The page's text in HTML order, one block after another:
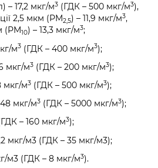
– 17,2 мкг/м3 (ГДК – 500 мкг/м3),
2,5 мкм (PM2,5) – 11,9 мкг/м3,
(PM10) – 13,3 мкг/м3;
м3 (ГДК – 400 мкг/м3);
мкг/м3 (ГДК – 200 мкг/м3);
мкг/м3 (ГДК – 500 мкг/м3);
мкг/м3 (ГДК – 5000 мкг/м3);
– 160 мкг/м3);
мкг/м3 (ГДК – 35 мкг/м3);
м3 (ГДК – 8 мкг/м3).